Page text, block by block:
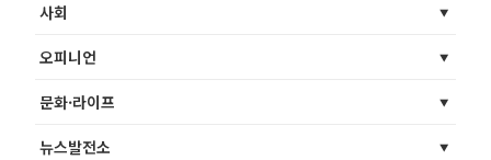
사회
오피니언
문화·라이프
뉴스발전소